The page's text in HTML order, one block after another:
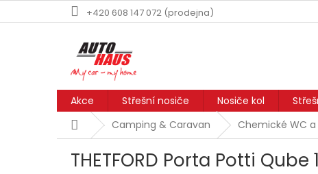
na
+420 608 147 072 (prodejna)
Akce Střešní nosiče Nosiče kol
DomůCamping & Caravan Chemické WC
THETFORD Porta Potti